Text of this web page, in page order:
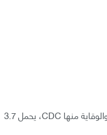
داء المشعرات «Trich»: هو عدوى شائعة منقولة بالجنس (STI). وفقًا لمركز التحكم بالأمراض والوقاية منها CDC، يحمل 3.7